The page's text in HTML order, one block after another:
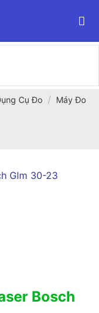
Cụ Đo / Máy Đo
Bosch